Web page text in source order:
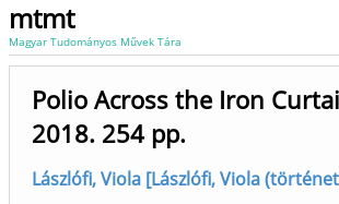
mtmt
Magyar Tudományos Művek Tára
Polio Across the Iron
2018. 254 pp.
Lászlófi, Viola [Lászlófi, Viola